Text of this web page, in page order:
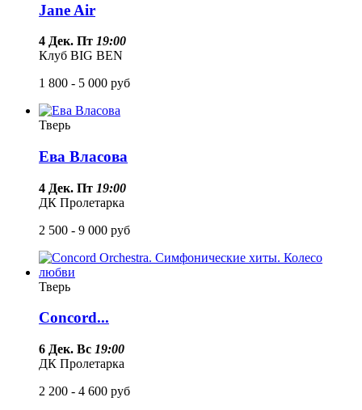
Jane Air
4 Дек. Пт 19:00
Клуб BIG BEN
1 800 - 5 000 руб
Тверь
Ева Власова
4 Дек. Пт 19:00
ДК Пролетарка
2 500 - 9 000 руб
Тверь
Concord...
6 Дек. Вс 19:00
ДК Пролетарка
2 200 - 4 600 руб